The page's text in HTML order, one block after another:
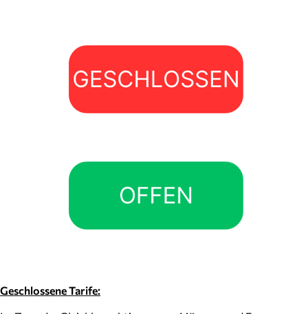
Geschlossene Tarife: